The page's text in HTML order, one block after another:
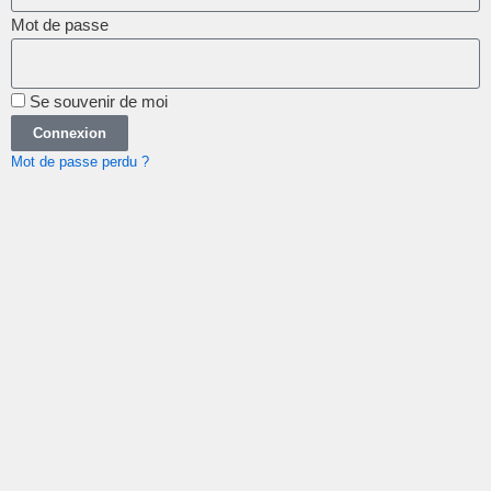
Mot de passe
Se souvenir de moi
Connexion
Mot de passe perdu ?